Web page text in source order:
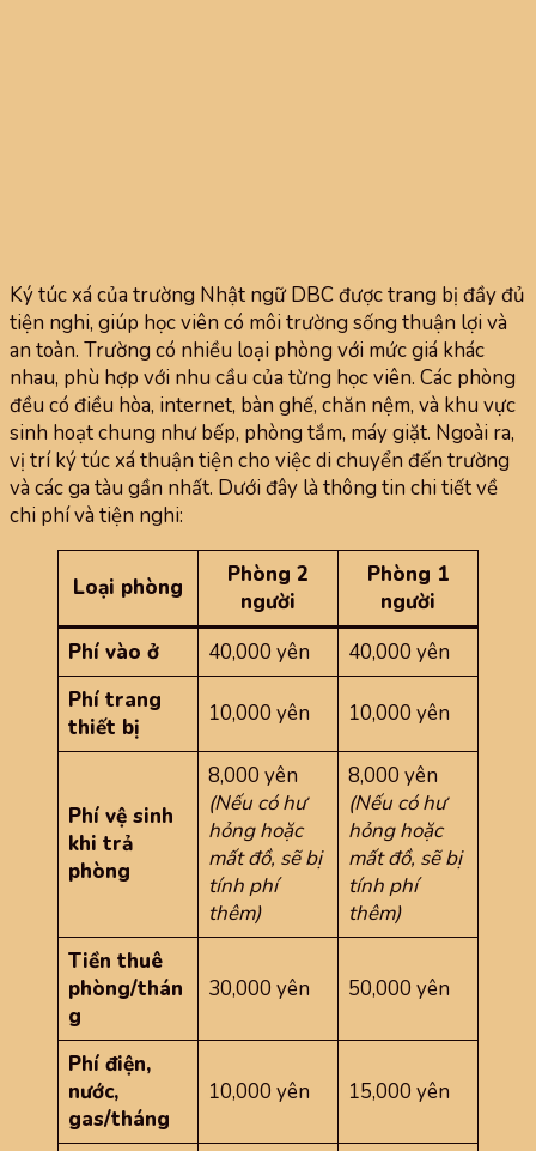
Ký túc xá của trường Nhật ngữ DBC được trang bị đầy đủ
tiện nghi, giúp học viên có môi trường sống thuận lợi và
an toàn. Trường có nhiều loại phòng với mức giá khác
nhau, phù hợp với nhu cầu của từng học viên. Các phòng
đều có điều hòa, internet, bàn ghế, chăn nệm, và khu vực
sinh hoạt chung như bếp, phòng tắm, máy giặt. Ngoài ra,
vị trí ký túc xá thuận tiện cho việc di chuyển đến trường
và các ga tàu gần nhất. Dưới đây là thông tin chi tiết về
chi phí và tiện nghi:
Loại phòng
Phòng 2
người
Phòng 1
người
Phí vào ở
40,000 yên
40,000 yên
Phí trang
thiết bị
10,000 yên 10,000 yên
Phí vệ sinh
khi trả
phòng
8,000 yên
(Nếu có hư
hỏng hoặc
mất đồ, sẽ bị
tính phí
thêm)
8,000 yên
(Nếu có hư
hỏng hoặc
mất đồ, sẽ bị
tính phí
thêm)
Tiền thuê
phòng/thán
g
30,000 yên 50,000 yên
Phí điện,
nước,
gas/tháng
10,000 yên 15,000 yên